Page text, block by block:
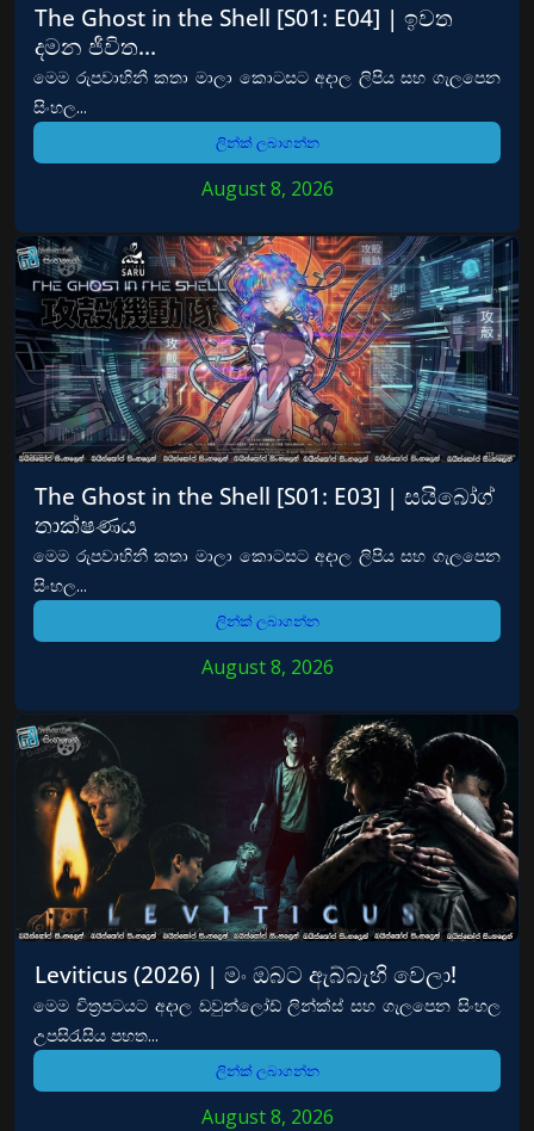
The Ghost in the Shell [S01: E04] | ඉවත
දමන ජීවිත…
මෙම රුපවාහිනී කතා මාලා කොටසට අදාල ලිපිය සහ ගැලපෙන
සිංහල...
ලින්ක් ලබාගන්න
August 8, 2026
The Ghost in the Shell [S01: E03] | සයිබෝග්
තාක්ෂණය
මෙම රුපවාහිනී කතා මාලා කොටසට අදාල ලිපිය සහ ගැලපෙන
සිංහල...
ලින්ක් ලබාගන්න
August 8, 2026
Leviticus (2026) | මං ඔබට ඇබ්බැහි වෙලා!
මෙම චිත්‍රපටයට අදාල ඩවුන්ලෝඩ් ලින්ක්ස් සහ ගැලපෙන සිංහල
උපසිරැසිය පහත...
ලින්ක් ලබාගන්න
August 8, 2026